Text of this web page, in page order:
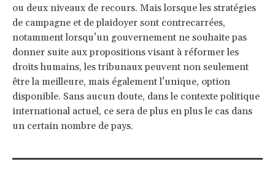
ou deux niveaux de recours. Mais lorsque les stratégies
de campagne et de plaidoyer sont contrecarrées,
notamment lorsqu’un gouvernement ne souhaite pas
donner suite aux propositions visant à réformer les
droits humains, les tribunaux peuvent non seulement
être la meilleure, mais également l’unique, option
disponible. Sans aucun doute, dans le contexte politique
international actuel, ce sera de plus en plus le cas dans
un certain nombre de pays.